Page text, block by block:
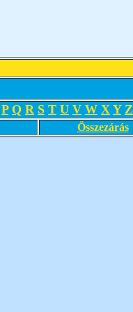
P Q R S T U V W X Y Z
Összezárás